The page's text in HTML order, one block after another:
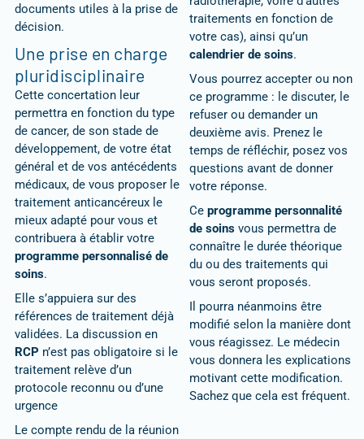
documents utiles à la prise de
décision.
Une prise en charge
pluridisciplinaire
Cette concertation leur
permettra en fonction du type
de cancer, de son stade de
développement, de votre état
général et de vos antécédents
médicaux, de vous proposer le
traitement anticancéreux le
mieux adapté pour vous et
contribuera à établir votre
programme personnalisé de
soins.
Elle s’appuiera sur des
références de traitement déjà
validées. La discussion en
RCP n’est pas obligatoire si le
traitement relève d’un
protocole reconnu ou d’une
urgence
Le compte rendu de la réunion
traitements en fonction de
votre cas), ainsi qu’un
calendrier de soins.
Vous pourrez accepter ou non
ce programme : le discuter, le
refuser ou demander un
deuxième avis. Prenez le
temps de réfléchir, posez vos
questions avant de donner
votre réponse.
Ceprogramme personnalité
de soins vous permettra de
connaître le durée théorique
du ou des traitements qui
vous seront proposés.
Il pourra néanmoins être
modifié selon la manière dont
vous réagissez. Le médecin
vous donnera les explications
motivant cette modification.
Sachez que cela est fréquent.